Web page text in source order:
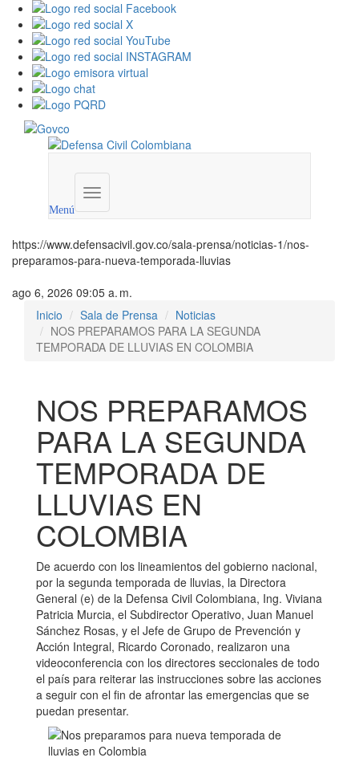
Menú
Menú
institucional
https://www.defensacivil.gov.co/sala-prensa/noticias-1/nos-
preparamos-para-nueva-temporada-lluvias
ago 6, 2026 09:05 a. m.
Inicio
Sala de Prensa
Noticias
NOS PREPARAMOS PARA LA SEGUNDA
TEMPORADA DE LLUVIAS EN COLOMBIA
NOS PREPARAMOS
PARA LA SEGUNDA
TEMPORADA DE
LLUVIAS EN
COLOMBIA
De acuerdo con los lineamientos del gobierno nacional,
por la segunda temporada de lluvias, la Directora
General (e) de la Defensa Civil Colombiana, Ing. Viviana
Patricia Murcia, el Subdirector Operativo, Juan Manuel
Sánchez Rosas, y el Jefe de Grupo de Prevención y
Acción Integral, Ricardo Coronado, realizaron una
videoconferencia con los directores seccionales de todo
el país para reiterar las instrucciones sobre las acciones
a seguir con el fin de afrontar las emergencias que se
puedan presentar.